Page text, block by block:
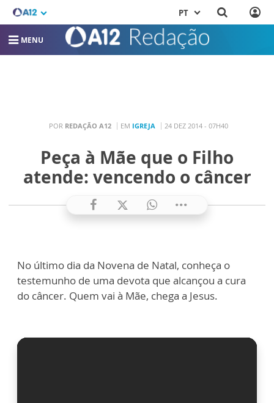
PT
MENU
POR REDAÇÃO A12 EM IGREJA 24 DEZ 2014 - 07H40
Peça à Mãe que o Filho
atende: vencendo o câncer
No último dia da Novena de Natal, conheça o
testemunho de uma devota que alcançou a cura
do câncer. Quem vai à Mãe, chega a Jesus.